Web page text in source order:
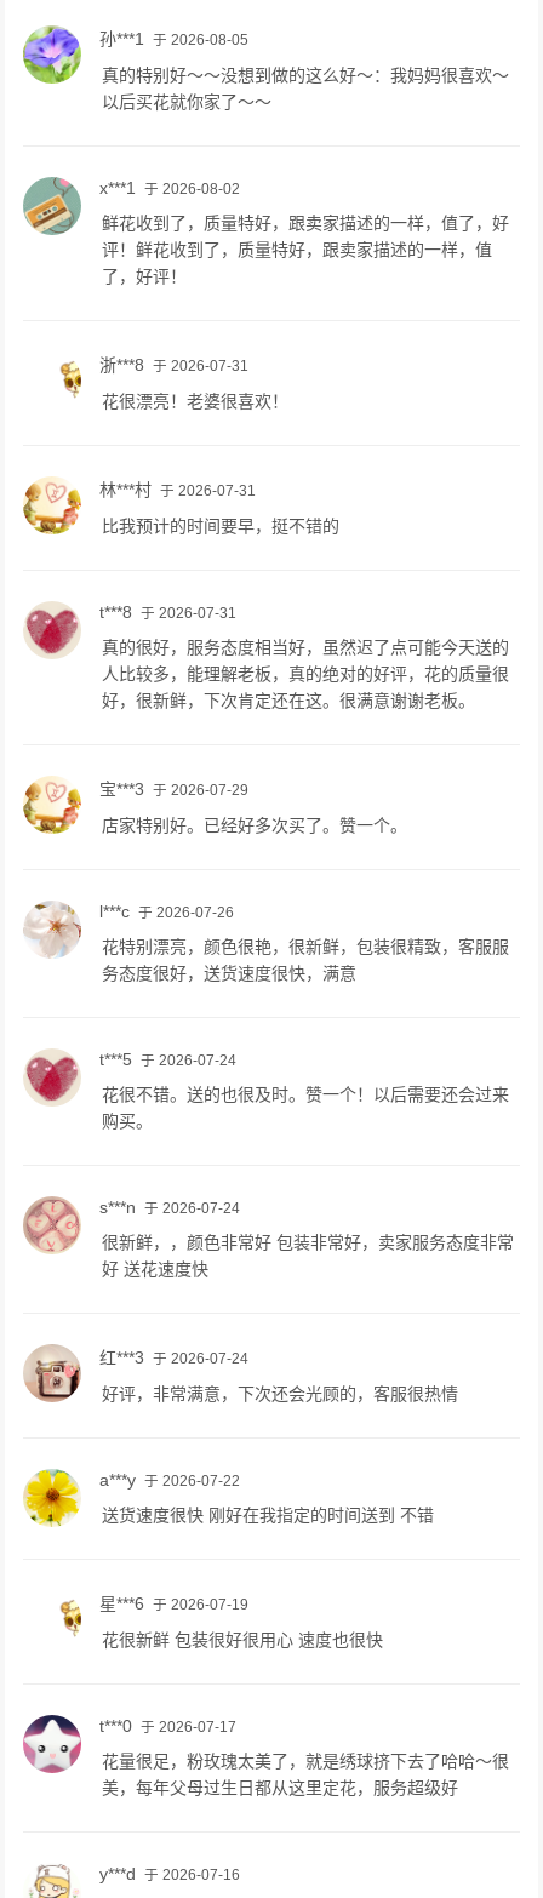
孙***1 于 2026-08-05
真的特别好～～没想到做的这么好～：我妈妈很喜欢～
以后买花就你家了～～
x***1 于 2026-08-02
鲜花收到了，质量特好，跟卖家描述的一样，值了，好
评！鲜花收到了，质量特好，跟卖家描述的一样，值
了，好评！
浙***8 于 2026-07-31
花很漂亮！老婆很喜欢！
林***村 于 2026-07-31
比我预计的时间要早，挺不错的
t***8 于 2026-07-31
真的很好，服务态度相当好，虽然迟了点可能今天送的
人比较多，能理解老板，真的绝对的好评，花的质量很
好，很新鲜，下次肯定还在这。很满意谢谢老板。
宝***3 于 2026-07-29
店家特别好。已经好多次买了。赞一个。
l***c 于 2026-07-26
花特别漂亮，颜色很艳，很新鲜，包装很精致，客服服
务态度很好，送货速度很快，满意
t***5 于 2026-07-24
花很不错。送的也很及时。赞一个！以后需要还会过来
购买。
s***n 于 2026-07-24
很新鲜，，颜色非常好 包装非常好，卖家服务态度非常
好 送花速度快
红***3 于 2026-07-24
好评，非常满意，下次还会光顾的，客服很热情
a***y 于 2026-07-22
送货速度很快 刚好在我指定的时间送到 不错
星***6 于 2026-07-19
花很新鲜 包装很好很用心 速度也很快
t***0 于 2026-07-17
花量很足，粉玫瑰太美了，就是绣球挤下去了哈哈～很
美，每年父母过生日都从这里定花，服务超级好
y***d 于 2026-07-16